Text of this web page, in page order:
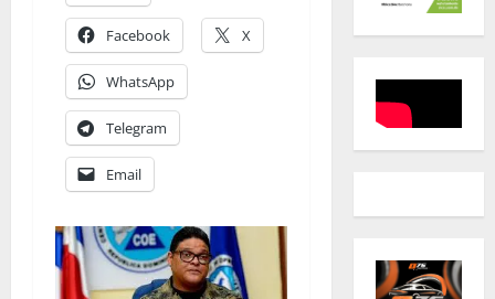
Facebook X
WhatsApp
Telegram
Email